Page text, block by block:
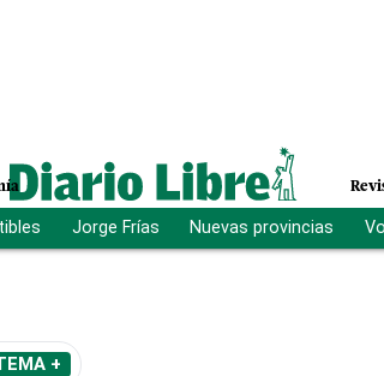
Jorge Frías Nuevas provincias
+